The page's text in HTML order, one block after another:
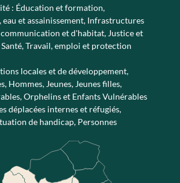
: Éducation et formation,
et assainissement, Infrastructures
et d'habitat, Justice et
Santé,Travail, emploi et protection
locales et de développement,
, Hommes, Jeunes, Jeunes filles,
,Orphelins et Enfants Vulnérables
déplacées internes et réfugiés,
de handicap, Personnes